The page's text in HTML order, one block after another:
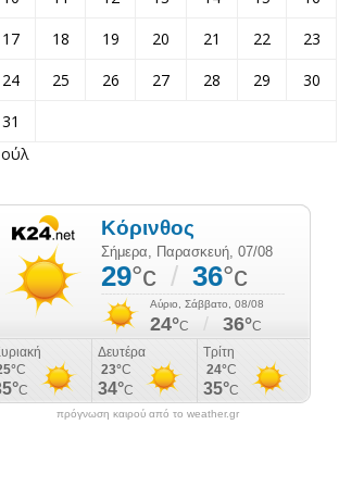
17
18 19 20 21 22
23
24
25 26 27 28 29
30
31
πρόγνωση καιρού από το weather.gr